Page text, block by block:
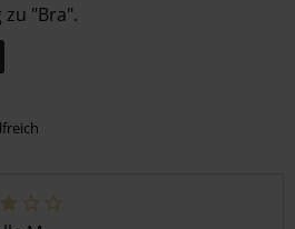
zu "Bra".